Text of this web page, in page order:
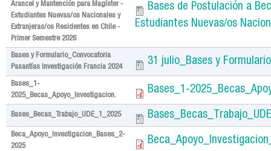
Arancel y Mantención para Magíster -
Estudiantes Nuevas/os Nacionales y
Extranjeras/os Residentes en Chile -
Primer Semestre 2026
Bases de Postulación a
Estudiantes Nuevas/os
Bases y Formulario_Convocatoria
Pasantías Investigación Francia 2024
31 julio_Bases y
Bases_1-
2025_Becas_Apoyo_Investigacion.
Bases_1-
Bases_Becas_Trabajo_UDE_1_2025
Beca_Apoyo_Investigacion_Bases_2-
2025